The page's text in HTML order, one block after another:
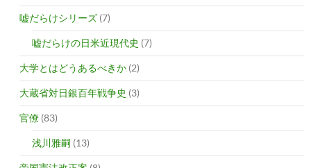
嘘だらけシリーズ (7)
嘘だらけの日米近現代史 (7)
大学とはどうあるべきか (2)
大蔵省対日銀百年戦争史 (3)
官僚 (83)
浅川雅嗣 (13)